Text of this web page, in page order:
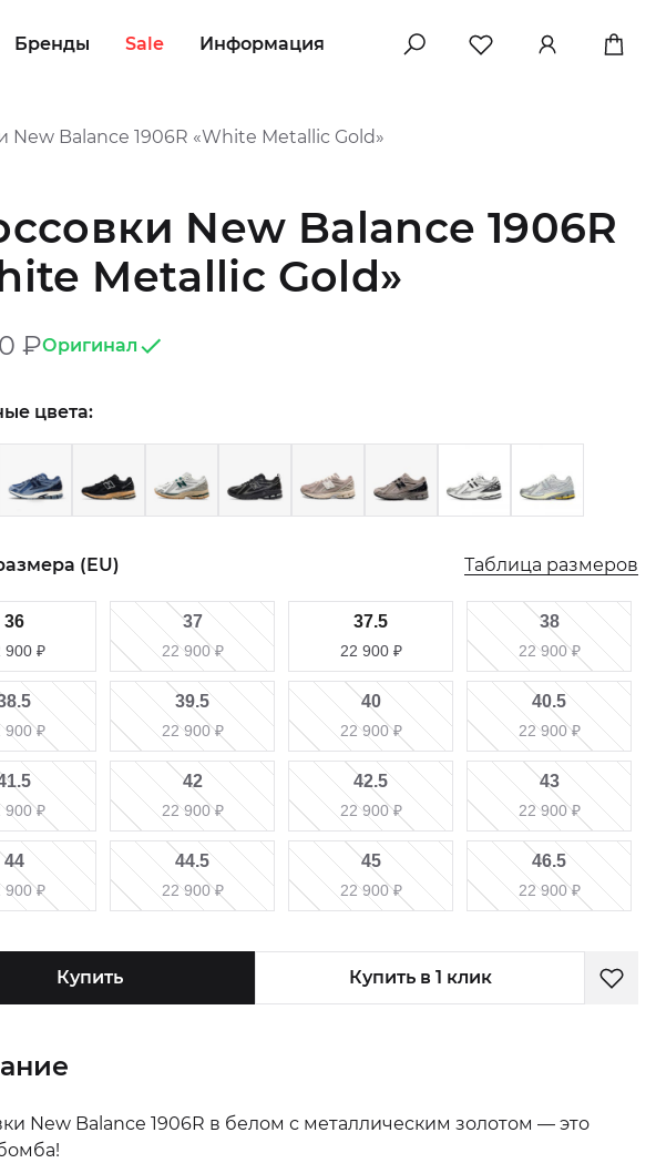
Бренды Sale Информация
New Balance 1906R «White Metallic Gold»
New Balance 1906R
Metallic Gold»
₽Оригинал
цвета:
(EU) Таблица размеров
36
900 ₽
37
22 900₽
37.5
22 900 ₽
38
22 900₽
900₽
39.5
22 900₽
40
22 900₽
40.5
22 900₽
900₽
42
22 900₽
42.5
22 900₽
43
22 900₽
44
900₽
44.5
22 900₽
45
22 900₽
46.5
22 900₽
Купить Купить в 1 клик
New Balance 1906R в белом с металлическим золотом — это